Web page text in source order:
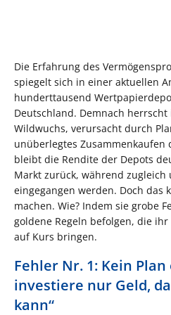
Die Erfahrung des
spiegelt sich in einer aktuellen
hunderttausend
Deutschland. Demnach
Wildwuchs, verursacht durch
unüberlegtes Zusammenkaufen
bleibt die Rendite der Depots
Markt zurück, während zugleich
eingegangen werden. Doch das
machen. Wie? Indem sie grobe
goldene Regeln befolgen, die
auf Kurs bringen.
Fehler Nr. 1: Kein Plan
investiere nur Geld,
kann“